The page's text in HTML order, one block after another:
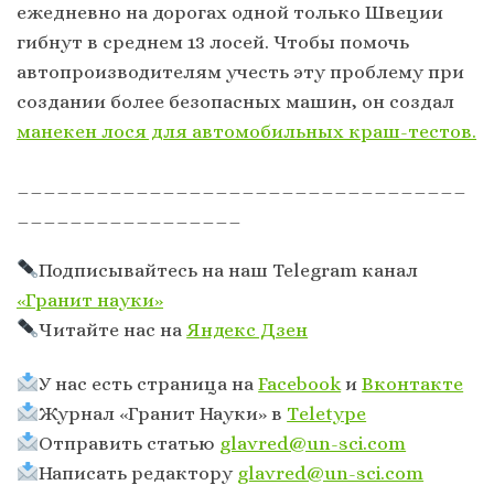
ежедневно на дорогах одной только Швеции
гибнут в среднем 13 лосей. Чтобы помочь
автопроизводителям учесть эту проблему при
создании более безопасных машин, он создал
манекен лося для автомобильных краш-тестов.
Подписывайтесь на наш Telegram канал
«Гранит науки»
Читайте нас наЯндекс Дзен
У нас есть страница наFacebook иВконтакте
Журнал «Гранит Науки» в Тeletype
Отправить статью glavred@un-sci.com
Написать редактору glavred@un-sci.com